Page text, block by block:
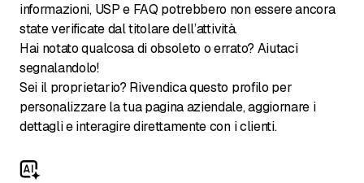
informazioni, USP e FAQ potrebbero non essere ancora
state verificate dal titolare dell’attività.
Hai notato qualcosa di obsoleto o errato? Aiutaci
segnalandolo!
Sei il proprietario? Rivendica questo profilo per
personalizzare la tua pagina aziendale, aggiornare i
dettagli e interagire direttamente con i clienti.